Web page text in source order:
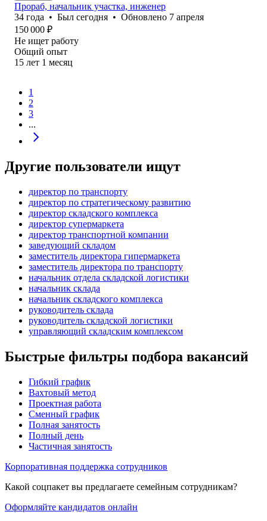
Прораб, начальник участка, инженер
34 года • Был сегодня • Обновлено 7 апреля
150 000 ₽
Не ищет работу
Общий опыт
15 лет 1 месяц
1
2
3
...
Другие пользователи ищут
директор по транспорту
директор по стратегическому развитию
директор складского комплекса
директор супермаркета
директор транспортной компании
заведующий складом
заместитель директора гипермаркета
заместитель директора по транспорту
начальник отдела складской логистики
начальник склада
начальник складского комплекса
руководитель склада
руководитель складской логистики
управляющий складским комплексом
Быстрые фильтры подбора вакансий
Гибкий график
Вахтовый метод
Проектная работа
Сменный график
Полная занятость
Полный день
Частичная занятость
Корпоративная поддержка сотрудников
Какой соцпакет вы предлагаете семейным сотрудникам?
Оформляйте кандидатов онлайн